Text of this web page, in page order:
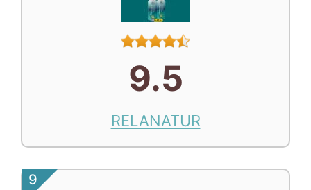
9.5
RELANATUR
9